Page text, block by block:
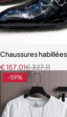
Chaussures
€327,11
€157,01
-59%